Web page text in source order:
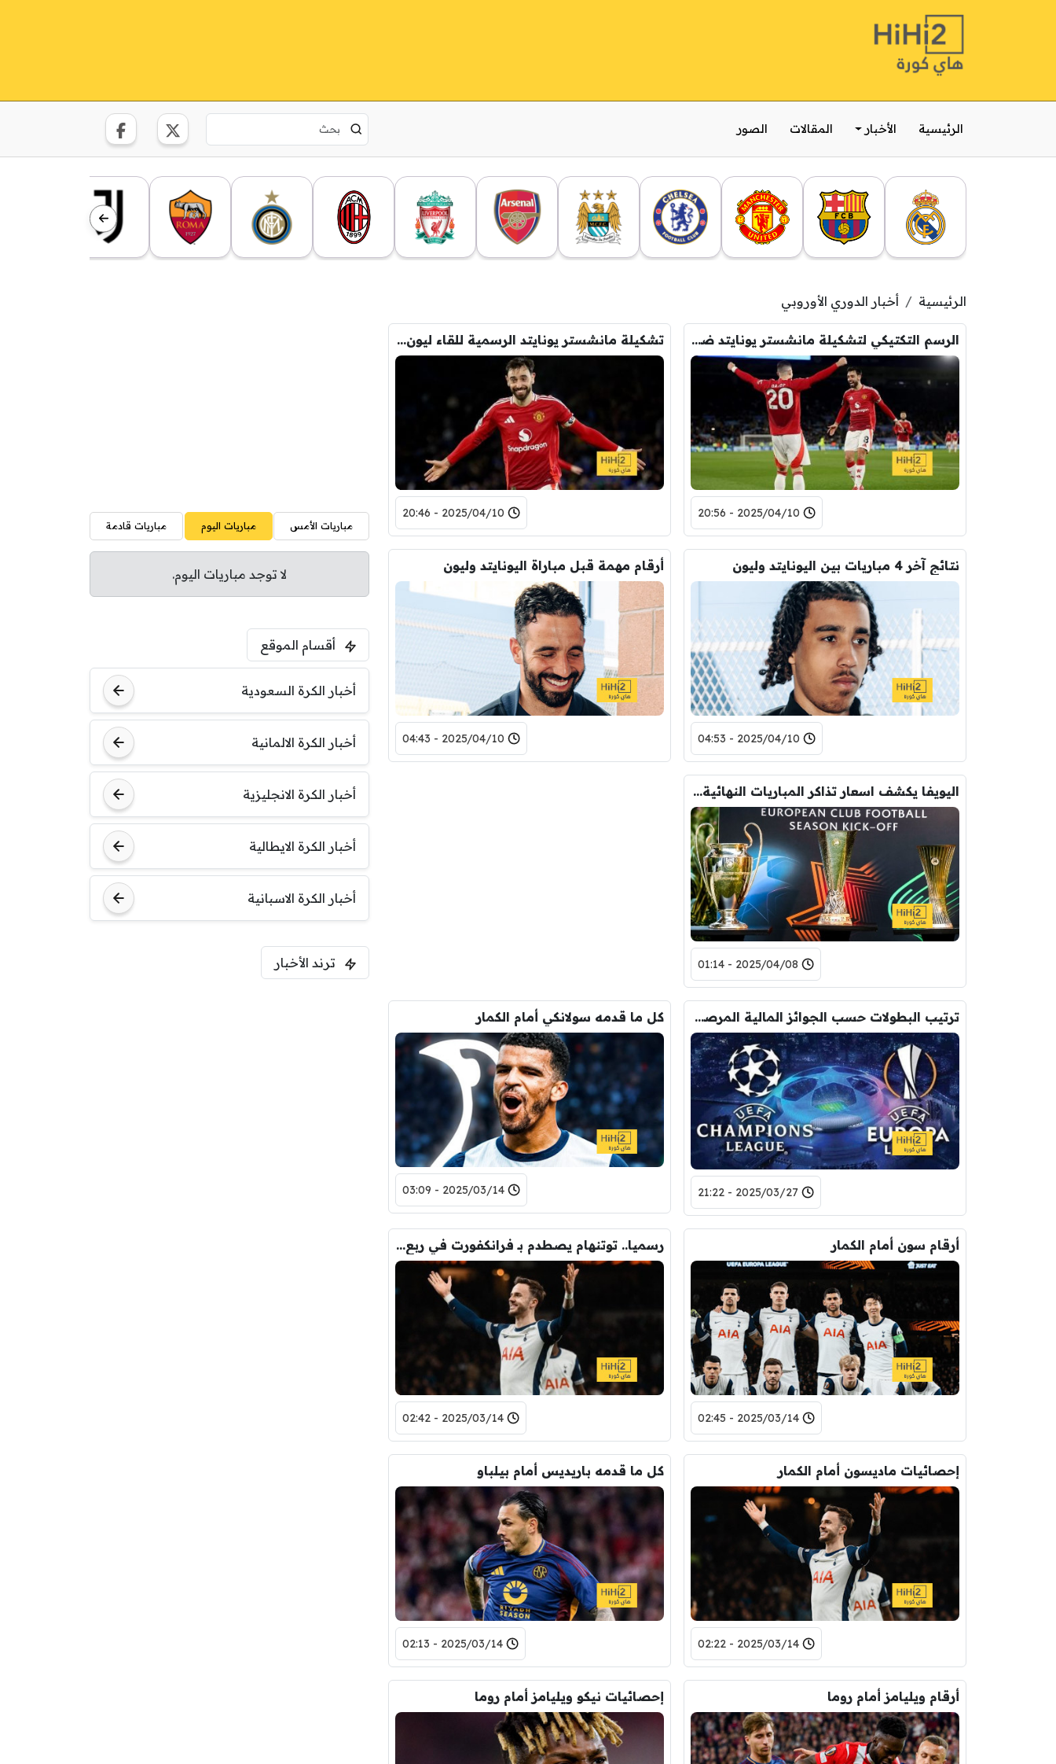
الرئيسية الأخبار المقالات الصور
الرئيسية أخبار الدوري الأوروبي
الرسم التكتيكي لتشكيلة مانشستر يونايتد ضد ليون
2025/04/10 - 20:56
تشكيلة مانشستر يونايتد الرسمية للقاء ليون في الدوري الأوروبي
2025/04/10 - 20:46
نتائج آخر 4 مباريات بين اليونايتد وليون
2025/04/10 - 04:53
أرقام مهمة قبل مباراة اليونايتد وليون
2025/04/10 - 04:43
اليويفا يكشف اسعار تذاكر المباريات النهائية القارية
2025/04/08 - 01:14
ترتيب البطولات حسب الجوائز المالية المرصودة للأندية الابطال
2025/03/27 - 21:22
كل ما قدمه سولانكي أمام الكمار
2025/03/14 - 03:09
أرقام سون أمام الكمار
2025/03/14 - 02:45
رسميا.. توتنهام يصطدم بـ فرانكفورت في ربع نهائي الدوري الاوروبي
2025/03/14 - 02:42
إحصائيات ماديسون أمام الكمار
2025/03/14 - 02:22
كل ما قدمه باريديس أمام بيلباو
2025/03/14 - 02:13
أرقام ويليامز أمام روما إحصائيات نيكو ويليامز أمام روما
مباريات الأمس مباريات اليوم مباريات قادمة
لا توجد مباريات اليوم.
أقسام الموقع
أخبار الكرة السعودية
أخبار الكرة الالمانية
أخبار الكرة الانجليزية
أخبار الكرة الايطالية
أخبار الكرة الاسبانية
ترند الأخبار